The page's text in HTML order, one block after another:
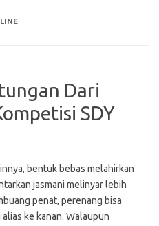
Dari
SDY
bentuk bebas melahirkan
jasmani melinyar lebih
penat, perenang bisa
ke kanan. Walaupun